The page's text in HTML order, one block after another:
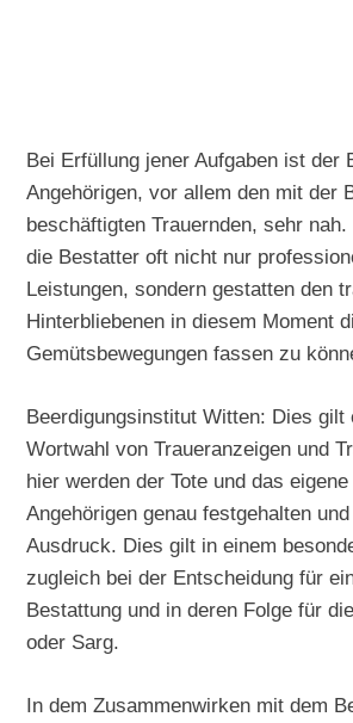
Bei Erfüllung jener Aufgaben ist der
Angehörigen, vor allem den mit der
beschäftigten Trauernden, sehr
die Bestatter oft nicht nur
Leistungen, sondern gestatten den
Hinterbliebenen in diesem Moment
Gemütsbewegungen fassen zu
Beerdigungsinstitut Witten: Dies gilt
Wortwahl von Traueranzeigen und
hier werden der Tote und das
Angehörigen genau festgehalten
Ausdruck. Dies gilt in einem
zugleich bei der Entscheidung für
Bestattung und in deren Folge für
oder Sarg.
In dem Zusammenwirken mit dem